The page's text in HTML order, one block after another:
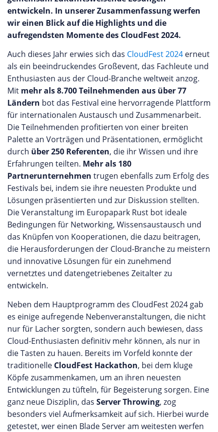
entwickeln. In unserer Zusammenfassung werfen
wir einen Blick auf die Highlights und die
aufregendsten Momente des CloudFest 2024.
Auch dieses Jahr erwies sich das CloudFest 2024 erneut
als ein beeindruckendes Großevent, das Fachleute und
Enthusiasten aus der Cloud-Branche weltweit anzog.
Mit mehr als 8.700 Teilnehmenden aus über 77
Ländern bot das Festival eine hervorragende Plattform
für internationalen Austausch und Zusammenarbeit.
Die Teilnehmenden profitierten von einer breiten
Palette an Vorträgen und Präsentationen, ermöglicht
durch über 250 Referenten, die ihr Wissen und ihre
Erfahrungen teilten. Mehr als 180
Partnerunternehmen trugen ebenfalls zum Erfolg des
Festivals bei, indem sie ihre neuesten Produkte und
Lösungen präsentierten und zur Diskussion stellten.
Die Veranstaltung im Europapark Rust bot ideale
Bedingungen für Networking, Wissensaustausch und
das Knüpfen von Kooperationen, die dazu beitragen,
die Herausforderungen der Cloud-Branche zu meistern
und innovative Lösungen für ein zunehmend
vernetztes und datengetriebenes Zeitalter zu
entwickeln.
Neben dem Hauptprogramm des CloudFest 2024 gab
es einige aufregende Nebenveranstaltungen, die nicht
nur für Lacher sorgten, sondern auch bewiesen, dass
Cloud-Enthusiasten definitiv mehr können, als nur in
die Tasten zu hauen. Bereits im Vorfeld konnte der
traditionelle CloudFest Hackathon, bei dem kluge
Köpfe zusammenkamen, um an ihren neuesten
Entwicklungen zu tüfteln, für Begeisterung sorgen. Eine
ganz neue Disziplin, das Server Throwing, zog
besonders viel Aufmerksamkeit auf sich. Hierbei wurde
getestet, wer einen Blade Server am weitesten werfen